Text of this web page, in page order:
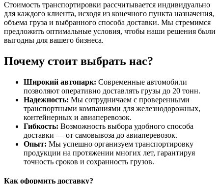
Стоимость транспортировки рассчитывается индивидуально
для каждого клиента, исходя из конечного пункта назначения,
объема груза и выбранного способа доставки. Мы стремимся
предложить оптимальные условия, чтобы наши решения были
выгодны для вашего бизнеса.
Почему стоит выбрать нас?
Широкий автопарк: Современные автомобили
позволяют оперативно доставлять грузы до 20 тонн.
Надежность: Мы сотрудничаем с проверенными
транспортными компаниями для железнодорожных,
контейнерных и авиаперевозок.
Гибкость: Возможность выбора удобного способа
доставки — от самовывоза до авиаперевозок.
Опыт: Мы успешно организуем транспортировку
продукции на протяжении многих лет, гарантируя
точность сроков и сохранность грузов.
Как оформить доставку?